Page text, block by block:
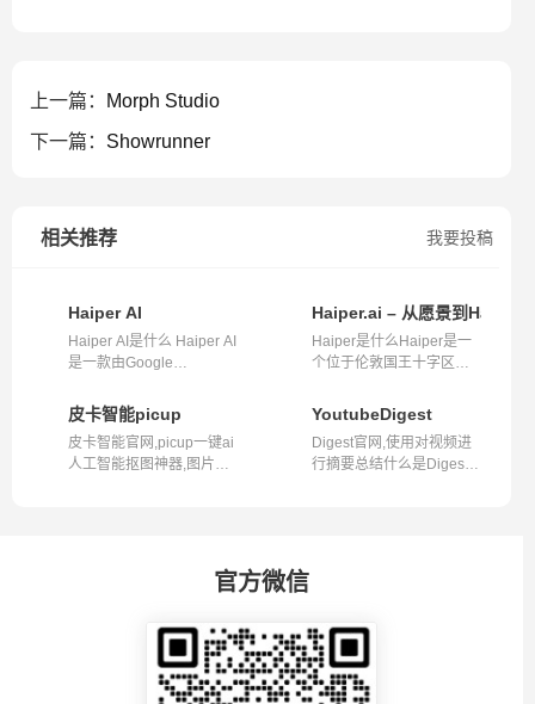
上一篇：
Morph Studio
下一篇： Showrunner
我要投稿
相关推荐
Haiper AI
Haiper AI是什么 Haiper AI
是一款由Google
Haiper.ai – 从愿景到Haiper
Haiper是什么Haiper是一
个位于伦敦国王十字区的
皮卡智能picup
皮卡智能官网,picup一键ai
人工智能抠图神器,图片视
YoutubeDigest
Digest官网,使用对视频进
行摘要总结什么是Digest?
官方微信